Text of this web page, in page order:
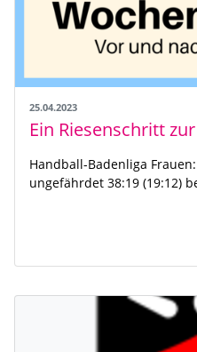
25.04.2023
Ein Riesenschritt
Handball-Badenliga
ungefährdet 38:19 (19:12)